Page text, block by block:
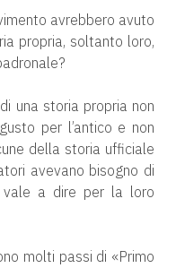
avrebbero avuto
propria, soltanto loro,
una storia propria non
per l’antico e non
della storia ufficiale
avevano bisogno di
vale a dire per la loro
molti passi di «Primo